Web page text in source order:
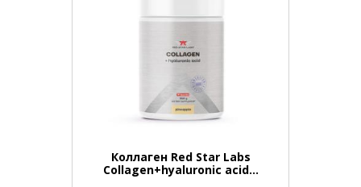
Коллаген Red Star Labs
Collagen+hyaluronic acid…